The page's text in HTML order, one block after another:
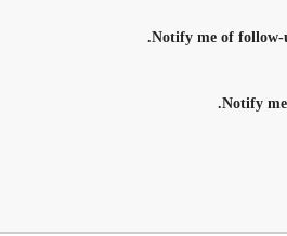
Notify me of follow-
Notify me